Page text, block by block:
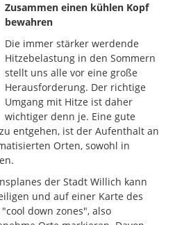
Zusammen einen kühlen Kopf
bewahren
Die immer stärker werdende
Hitzebelastung in den Sommern
stellt uns alle vor eine große
Herausforderung. Der richtige
Umgang mit Hitze ist daher
wichtiger denn je. Eine gute
entgehen, ist der Aufenthalt an
Orten, sowohl in
der Stadt Willich kann
und auf einer Karte des
down zones", also